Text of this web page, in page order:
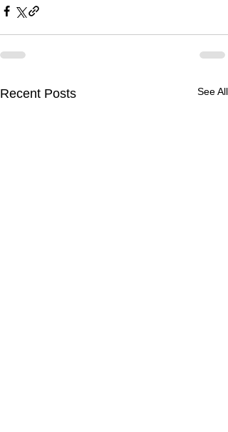
Recent Posts See All